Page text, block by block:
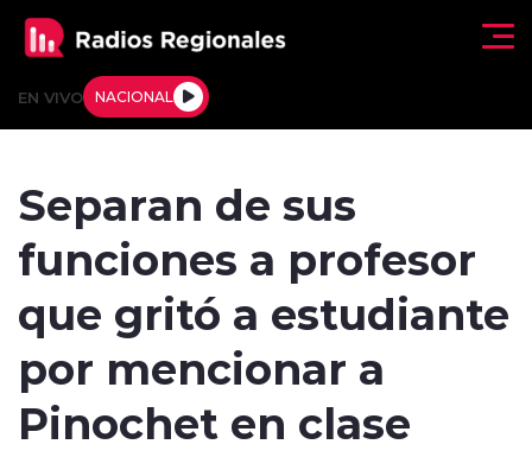
EN VIVO NACIONAL
Actualidad
Tendencias
Deportes
Internacional
Separan de sus
funciones a profesor
que gritó a estudiante
por mencionar a
Pinochet en clase